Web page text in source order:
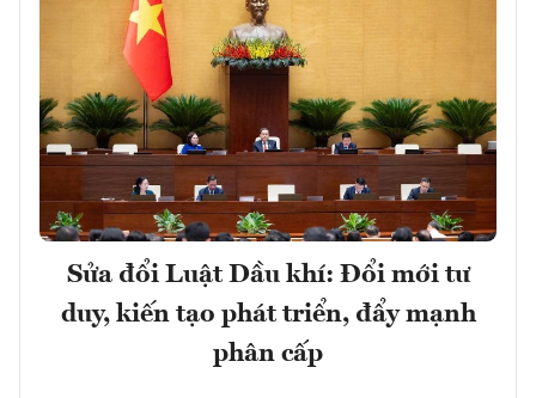
Sửa đổi Luật Dầu khí: Đổi mới tư
duy, kiến tạo phát triển, đẩy mạnh
phân cấp